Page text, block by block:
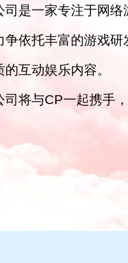
是一家专注于网
依托丰富的游戏
互动娱乐内容。
将与CP一起携手